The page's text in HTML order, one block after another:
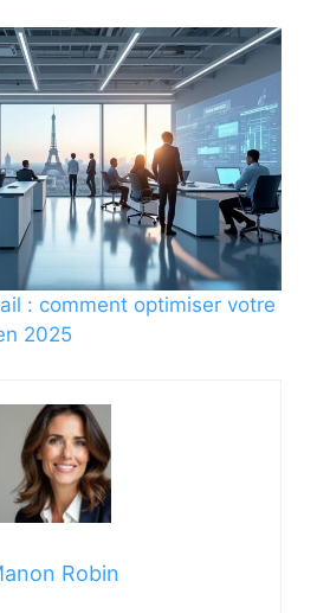
: comment optimiser votre
2025
Robin